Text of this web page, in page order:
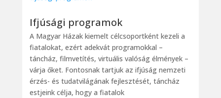
Ifjúsági programok
A Magyar Házak kiemelt célcsoportként kezeli a
fiatalokat, ezért adekvát programokkal –
táncház, filmvetítés, virtuális valóság élmények –
várja őket. Fontosnak tartjuk az ifjúság nemzeti
érzés- és tudatvilágának fejlesztését, táncház
estjeink célja, hogy a fiatalok